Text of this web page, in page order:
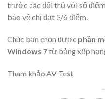
trước các đối thủ với số
bảo vệ chỉ đạt 3/6 điểm.
Chúc bạn chọn được phần
Windows 7từ bảng xếp
Tham khảo AV-Test